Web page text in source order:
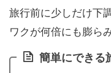
旅行前に少しだけ下
ワクが何倍にも膨ら
簡単にできる